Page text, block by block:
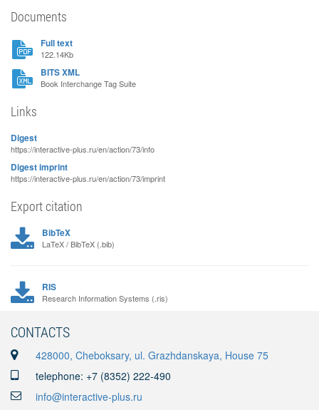
Documents
Full text
122.14Kb
BITS XML
Book Interchange Tag Suite
Links
Digest
https://interactive-plus.ru/en/action/73/info
Digest imprint
https://interactive-plus.ru/en/action/73/imprint
Export citation
BibTeX
LaTeX / BibTeX (.bib)
RIS
Research Information Systems (.ris)
CONTACTS
428000, Cheboksary, ul. Grazhdanskaya, House 75
telephone: +7 (8352) 222-490
info@interactive-plus.ru